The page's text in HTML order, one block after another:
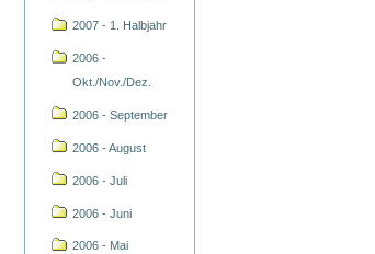
2007 - 1. Halbjahr
2006 -
Okt./Nov./Dez.
2006 - September
2006 - August
2006 - Juli
2006 - Juni
2006 - Mai